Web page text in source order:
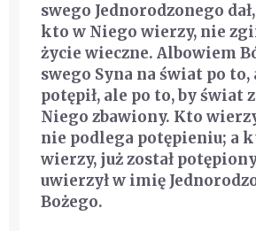
swego Jednorodzonego
kto w Niego wierzy, nie
życie wieczne. Albowiem
swego Syna na świat po
potępił, ale po to, by świat
Niego zbawiony. Kto
nie podlega potępieniu; a
wierzy, już został
uwierzył w imię
Bożego.